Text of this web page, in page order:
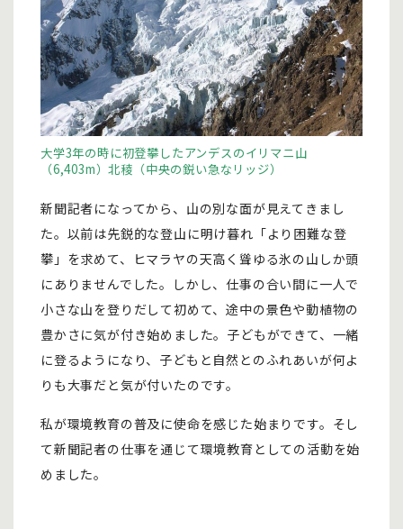
大学3年の時に初登攀したアンデスのイリマニ山
（6,403m）北稜（中央の鋭い急なリッジ）
新聞記者になってから、山の別な面が見えてきまし
た。以前は先鋭的な登山に明け暮れ「より困難な登
攀」を求めて、ヒマラヤの天高く聳ゆる氷の山しか頭
にありませんでした。しかし、仕事の合い間に一人で
小さな山を登りだして初めて、途中の景色や動植物の
豊かさに気が付き始めました。子どもができて、一緒
に登るようになり、子どもと自然とのふれあいが何よ
りも大事だと気が付いたのです。
私が環境教育の普及に使命を感じた始まりです。そし
て新聞記者の仕事を通じて環境教育としての活動を始
めました。